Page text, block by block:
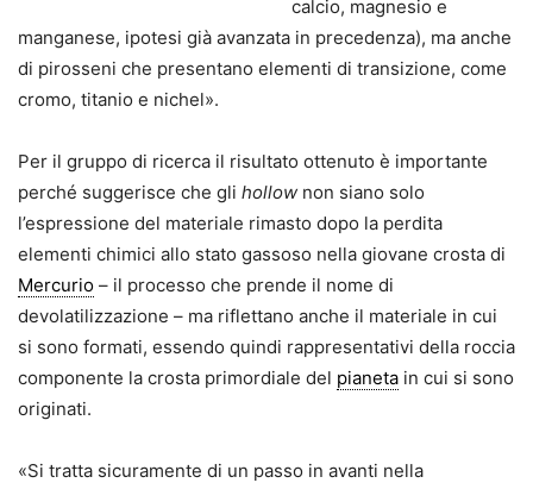
calcio, magnesio e
manganese, ipotesi già avanzata in precedenza), ma anche
di pirosseni che presentano elementi di transizione, come
cromo, titanio e nichel».
Per il gruppo di ricerca il risultato ottenuto è importante
perché suggerisce che gli hollow non siano solo
l’espressione del materiale rimasto dopo la perdita
elementi chimici allo stato gassoso nella giovane crosta di
Mercurio – il processo che prende il nome di
devolatilizzazione – ma riflettano anche il materiale in cui
si sono formati, essendo quindi rappresentativi della roccia
componente la crosta primordiale del pianeta in cui si sono
originati.
«Si tratta sicuramente di un passo in avanti nella